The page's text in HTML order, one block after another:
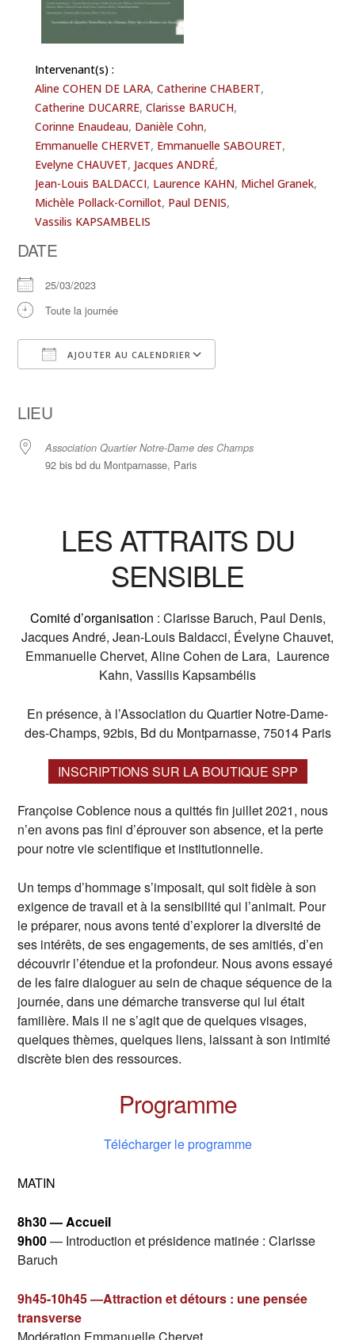
Intervenant(s) :
Aline COHEN DE LARA, Catherine CHABERT,
Catherine DUCARRE, Clarisse BARUCH,
Corinne Enaudeau, Danièle Cohn,
Emmanuelle CHERVET, Emmanuelle SABOURET,
Evelyne CHAUVET, Jacques ANDRÉ,
Jean-Louis BALDACCI, Laurence KAHN, Michel Granek,
Michèle Pollack-Cornillot, Paul DENIS,
Vassilis KAPSAMBELIS
DATE
25/03/2023
Toute la journée
AJOUTER AU CALENDRIER
LIEU
Association Quartier Notre-Dame des Champs
92 bis bd du Montparnasse, Paris
LES ATTRAITS DU
SENSIBLE
Comité d’organisation : Clarisse Baruch, Paul Denis,
Jacques André, Jean-Louis Baldacci, Évelyne Chauvet,
Emmanuelle Chervet, Aline Cohen de Lara, Laurence
Kahn, Vassilis Kapsambélis
En présence, à l’Association du Quartier Notre-Dame-
des-Champs, 92bis, Bd du Montparnasse, 75014 Paris
INSCRIPTIONS SUR LA BOUTIQUE SPP
Françoise Coblence nous a quittés fin juillet 2021, nous
n’en avons pas fini d’éprouver son absence, et la perte
pour notre vie scientifique et institutionnelle.
Un temps d’hommage s’imposait, qui soit fidèle à son
exigence de travail et à la sensibilité qui l’animait. Pour
le préparer, nous avons tenté d’explorer la diversité de
ses intérêts, de ses engagements, de ses amitiés, d’en
découvrir l’étendue et la profondeur. Nous avons essayé
de les faire dialoguer au sein de chaque séquence de la
journée, dans une démarche transverse qui lui était
familière. Mais il ne s’agit que de quelques visages,
quelques thèmes, quelques liens, laissant à son intimité
discrète bien des ressources.
Programme
Télécharger le programme
MATIN
8h30 — Accueil
9h00— Introduction et présidence matinée : Clarisse
Baruch
9h45-10h45 —Attraction et détours : une pensée
transverse
Modération Emmanuelle Chervet